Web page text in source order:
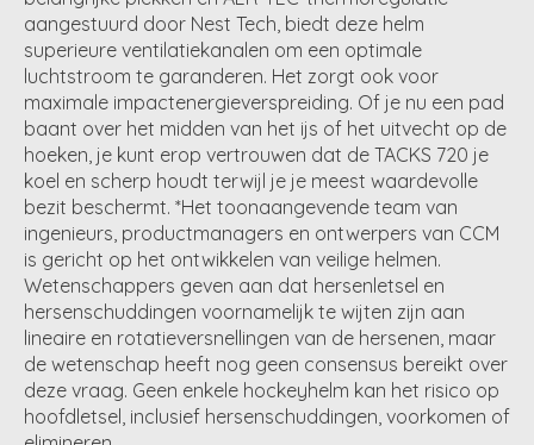
aangestuurd door Nest Tech, biedt deze helm
superieure ventilatiekanalen om een ​​optimale
luchtstroom te garanderen. Het zorgt ook voor
maximale impactenergieverspreiding. Of je nu een pad
baant over het midden van het ijs of het uitvecht op de
hoeken, je kunt erop vertrouwen dat de TACKS 720 je
koel en scherp houdt terwijl je je meest waardevolle
bezit beschermt. *Het toonaangevende team van
ingenieurs, productmanagers en ontwerpers van CCM
is gericht op het ontwikkelen van veilige helmen.
Wetenschappers geven aan dat hersenletsel en
hersenschuddingen voornamelijk te wijten zijn aan
lineaire en rotatieversnellingen van de hersenen, maar
de wetenschap heeft nog geen consensus bereikt over
deze vraag. Geen enkele hockeyhelm kan het risico op
hoofdletsel, inclusief hersenschuddingen, voorkomen of